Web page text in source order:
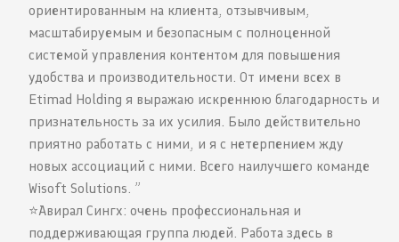
ориентированным на клиента, отзывчивым,
масштабируемым и безопасным с полноценной
системой управления контентом для повышения
удобства и производительности. От имени всех в
Etimad Holding я выражаю искреннюю благодарность и
признательность за их усилия. Было действительно
приятно работать с ними, и я с нетерпением жду
новых ассоциаций с ними. Всего наилучшего команде
Wisoft Solutions. ”
⭐️Авирал Сингх: очень профессиональная и
поддерживающая группа людей. Работа здесь в